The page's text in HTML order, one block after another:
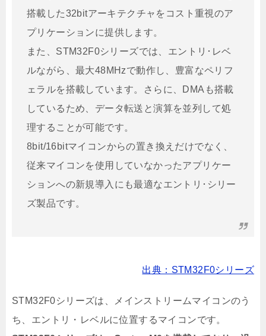
搭載した32bitアーキテクチャをコスト重視のア
プリケーションに提供します。
また、STM32F0シリーズでは、エントリ･レベ
ルながら、最大48MHzで動作し、豊富なペリフ
ェラルを搭載しています。さらに、DMAも搭載
しているため、データ転送と演算を並列して処
理することが可能です。
8bit/16bitマイコンからの置き換えだけでなく、
従来マイコンを使用していなかったアプリケー
ションへの新規導入にも最適なエントリ･シリー
ズ製品です。
出典：STM32F0シリーズ
STM32F0シリーズは、メインストリームマイコンのう
ち、エントリ・レベルに位置するマイコンです。